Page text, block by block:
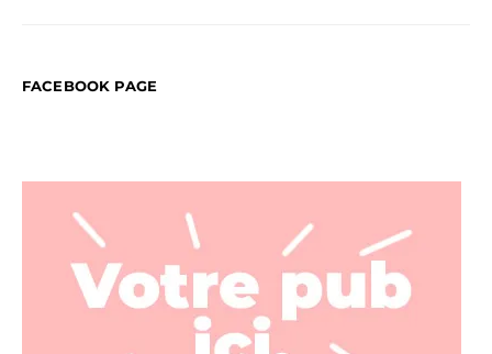
FACEBOOK PAGE